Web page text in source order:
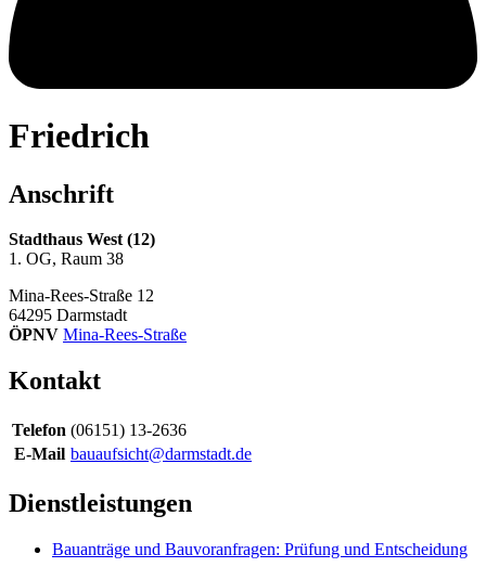
Friedrich
Anschrift
Stadthaus West (12)
1. OG, Raum 38
Mina-Rees-Straße 12
64295 Darmstadt
ÖPNV Mina-Rees-Straße
Kontakt
Telefon (06151) 13-2636
E-Mail bauaufsicht@darmstadt.de
Dienstleistungen
Bauanträge und Bauvoranfragen: Prüfung und Entscheidung